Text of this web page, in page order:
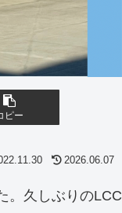
ピー
2026.06.07
。久しぶりのLCC